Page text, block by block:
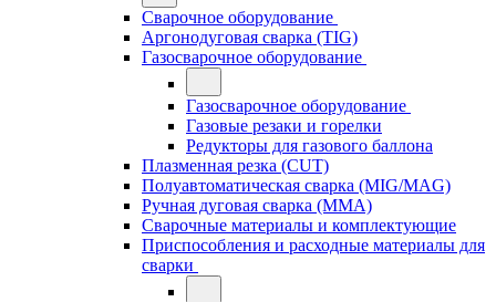
Сварочное оборудование
Аргонодуговая сварка (TIG)
Газосварочное оборудование
Газосварочное оборудование
Газовые резаки и горелки
Редукторы для газового баллона
Плазменная резка (CUT)
Полуавтоматическая сварка (MIG/MAG)
Ручная дуговая сварка (MMA)
Сварочные материалы и комплектующие
Приспособления и расходные материалы для
сварки